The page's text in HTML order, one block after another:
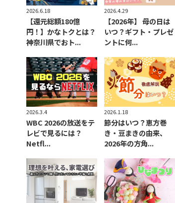
2026.6.18
【還元総額180億
円！】かなトクとは？
神奈川県でおト...
2026.4.29
【2026年】 母の日は
いつ？ギフト・プレゼ
ントに何...
2026.3.4
WBC 2026の放送をテ
レビで見るには？
Netfl...
2026.1.18
節分はいつ？恵方巻
き・豆まきの由来、
2026年の方角...